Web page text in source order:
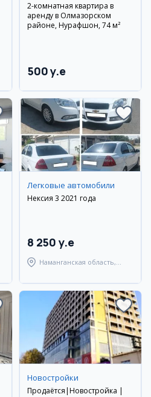
2-комнатная квартира в
аренду в Олмазорском
районе, Нурафшон, 74 м²
500 y.e
Легковые автомобили
Нексия 3 2021 года
8 250 y.e
Наманганская область,
Новостройки
Продаётся|Новостройка |